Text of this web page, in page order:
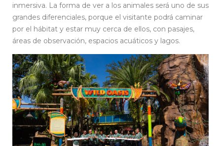
inmersiva. La forma de ver a los animales será uno de sus
grandes diferenciales, porque el visitante podrá caminar
por el hábitat y estar muy cerca de ellos, con pasajes,
áreas de observación, espacios acuáticos y lagos.